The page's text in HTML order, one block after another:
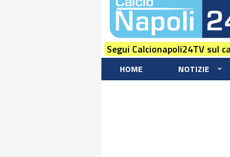
Segui Calcionapoli24TV sul
HOME NOTIZIE